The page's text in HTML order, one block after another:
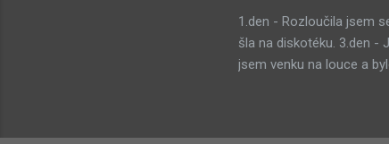
druhém místě se...
1.den - Rozloučila jsem
šla na diskotéku. 3.den -
jsem venku na louce a